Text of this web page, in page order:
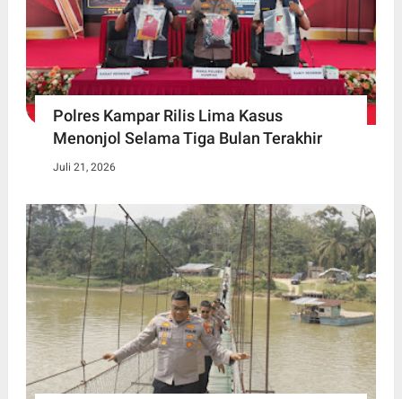
Polres Kampar Rilis Lima Kasus
Menonjol Selama Tiga Bulan Terakhir
Juli 21, 2026